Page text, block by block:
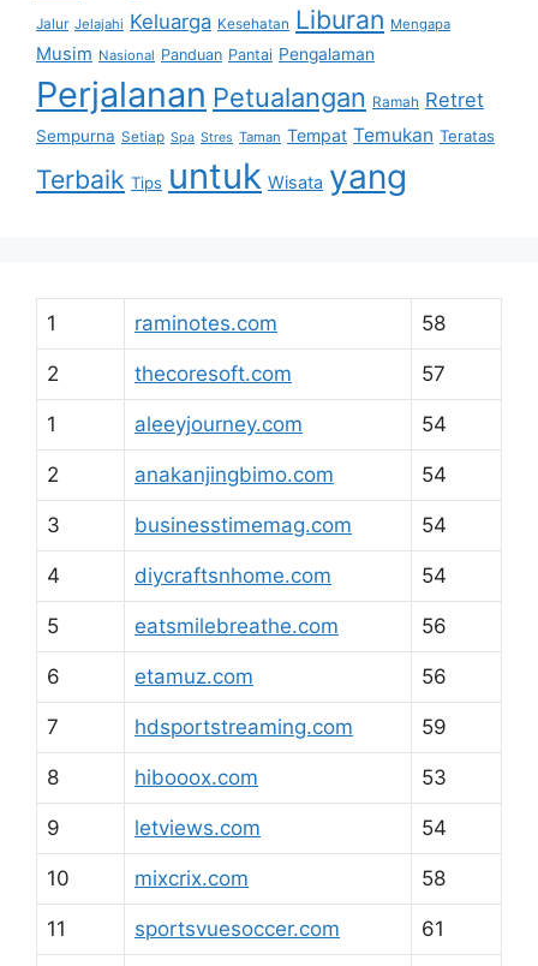
Jalur Jelajahi Keluarga Kesehatan Liburan Mengapa
Musim Nasional Panduan Pantai Pengalaman
Perjalanan Petualangan Ramah Retret
Sempurna Setiap Spa Stres Taman Tempat Temukan Teratas
Terbaik Tips untuk Wisata yang
1 raminotes.com 58
2 thecoresoft.com 57
1 aleeyjourney.com 54
2 anakanjingbimo.com 54
3 businesstimemag.com 54
4 diycraftsnhome.com 54
5 eatsmilebreathe.com 56
6 etamuz.com 56
7 hdsportstreaming.com 59
8 hibooox.com 53
9 letviews.com 54
10 mixcrix.com 58
11 sportsvuesoccer.com 61